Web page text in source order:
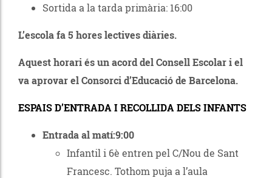
Sortida a la tarda primària: 16:00
L’escola fa 5 hores lectives diàries.
Aquest horari és un acord del Consell Escolar i el
va aprovar el Consorci d’Educació de Barcelona.
ESPAIS D’ENTRADA I RECOLLIDA DELS INFANTS
Entrada al matí:9:00
Infantil i 6è entren pel C/Nou de Sant
Francesc. Tothom puja a l’aula